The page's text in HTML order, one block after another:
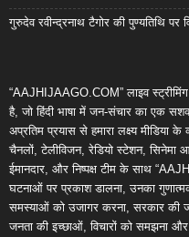
गुरुदेव रवीन्द्रनाथ टैगोर की पुण्यतिथि पर
“AAJHIJAAGO.COM” लाइव
है, जो हिंदी भाषा में जन-संचार का एक
अप्रतिम प्रयास से हमारा लक्ष्य मीडिया
चैनलों, टेलीविजन, रेडियो स्टेशन, सिनेमा
ईमानदार, और निष्पक्ष टीम के साथ
घटनाओं पर प्रकाश डालना, उनका
समस्याओं को उजागर करना, सरकार की
जनता की इच्छाओं, विचारों को समझना